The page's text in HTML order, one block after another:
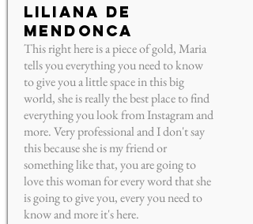
Liliana De
Mendonca
This right here is a piece of gold, Maria
tells you everything you need to know
to give you a little space in this big
world, she is really the best place to find
everything you look from Instagram and
more. Very professional and I don't say
this because she is my friend or
something like that, you are going to
love this woman for every word that she
is going to give you, every you need to
know and more it's here.